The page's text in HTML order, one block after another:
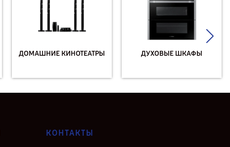
ДОМАШНИЕ КИНОТЕАТРЫ ДУХОВЫЕ ШКАФЫ
КОНТАКТЫ